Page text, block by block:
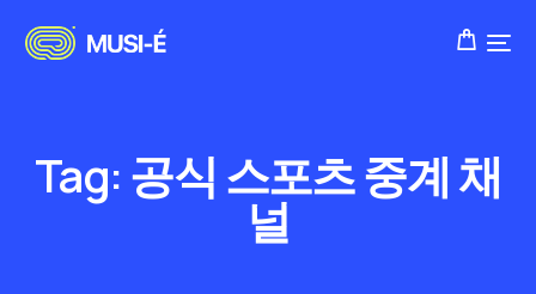
Tag:공식 스포츠 중계 채
널